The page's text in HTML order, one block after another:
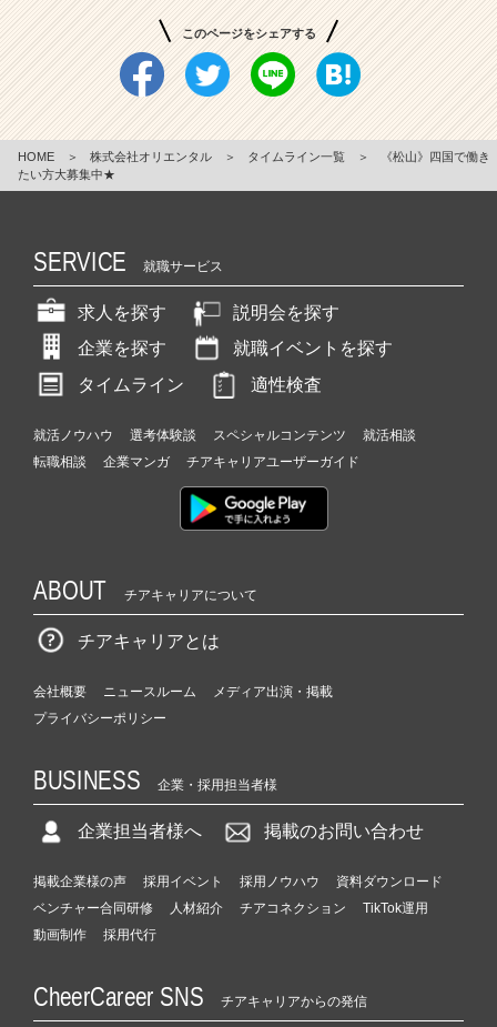
このページをシェアする
HOME ＞ 株式会社オリエンタル ＞ タイムライン一覧 ＞
《松山》四国で働き
たい方大募集中★
SERVICE 就職サービス
求人を探す
説明会を探す
企業を探す
就職イベントを探す
タイムライン
適性検査
就活ノウハウ 選考体験談 スペシャルコンテンツ
就活相談
転職相談
企業マンガ チアキャリアユーザーガイド
ABOUT チアキャリアについて
チアキャリアとは
会社概要 ニュースルーム
メディア出演・掲載
プライバシーポリシー
BUSINESS 企業・採用担当者様
企業担当者様へ 掲載のお問い合わせ
掲載企業様の声 採用イベント 採用ノウハウ
資料ダウンロード
ベンチャー合同研修
人材紹介 チアコネクション
TikTok運用
動画制作
採用代行
CheerCareer SNS チアキャリアからの発信